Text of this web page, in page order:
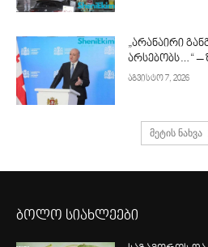
„არანაირი
არსებობს…“ –
აგვისტო 7, 2026
მეტის ნახვა
ბოლო სიახლეები